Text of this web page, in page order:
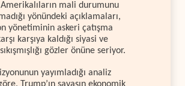
mali durumunu
yönündeki açıklamaları,
yönetiminin askeri çatışma
karşıya kaldığı siyasi ve
gözler önüne seriyor.
yayımladığı analiz
Trump’ın savaşın ekonomik